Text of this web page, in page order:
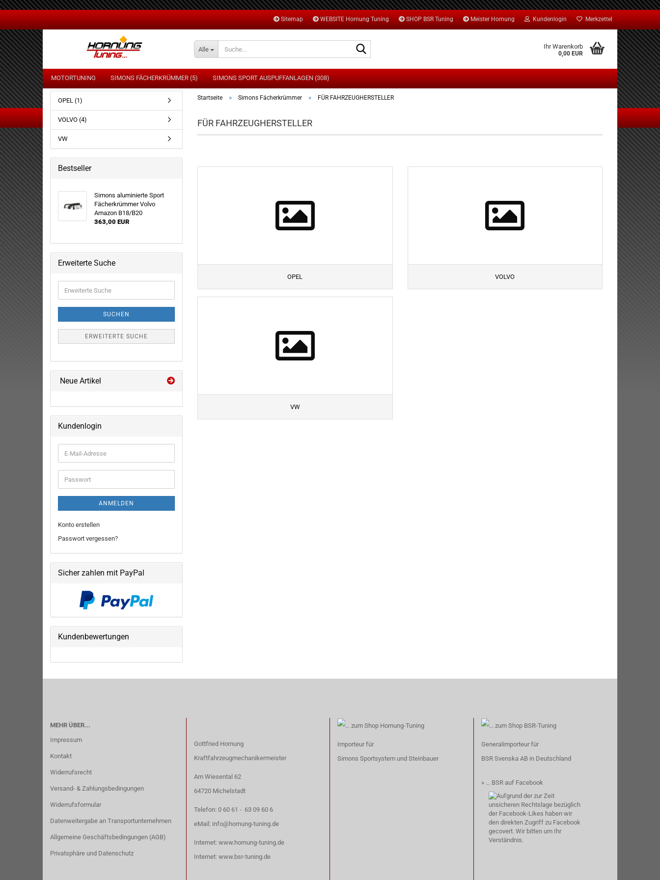
Sitemap WEBSITE Hornung Tuning SHOP BSR Tuning Meister Hornung Kundenlogin Merkzettel
Alle Ihr Warenkorb
0,00 EUR
MOTORTUNING SIMONS FÄCHERKRÜMMER (5)
VW
SIMONS SPORT AUSPUFFANLAGEN (308)
AUDI
HONDA
SKODA
SUZUKI
TOYOTA
Startseite » Simons Fächerkrümmer » FÜR FAHRZEUGHERSTELLER
FÜR FAHRZEUGHERSTELLER
OPEL VOLVO
VW
OPEL (1)
VOLVO (4)
VW
Bestseller
Simons aluminierte Sport
Fächerkrümmer Volvo
Amazon B18/B20
363,00 EUR
Erweiterte Suche
Suche
SUCHEN
ERWEITERTE SUCHE
Neue Artikel
Kundenlogin
E-
Mail-
Adresse
Passwort
ANMELDEN
Konto erstellen
Passwort vergessen?
Sicher zahlen mit PayPal
Kundenbewertungen
MEHR ÜBER...
Impressum
Kontakt
Widerrufsrecht
Versand- & Zahlungsbedingungen
Widerrufsformular
Datenweitergabe an Transportunternehmen
Allgemeine Geschäftsbedingungen (AGB)
Privatsphäre und Datenschutz
Gottfried Hornung
Kraftfahrzeugmechanikermeister
Am Wiesental 62
64720 Michelstadt
Telefon: 0 60 61 - 63 09 60 6
eMail: info@hornung-tuning.de
Internet: www.hornung-tuning.de
Internet: www.bsr-tuning.de
Importeur für
Simons Sportsystem und Steinbauer
Generalimporteur für
BSR Svenska ABin Deutschland
» ... BSR auf Facebook